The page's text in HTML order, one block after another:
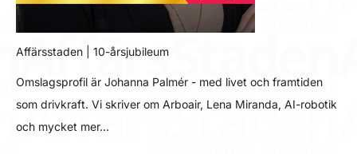
Affärsstaden | 10-årsjubileum
Omslagsprofil är Johanna Palmér - med livet och framtiden
som drivkraft. Vi skriver om Arboair, Lena Miranda, AI-robotik
och mycket mer…